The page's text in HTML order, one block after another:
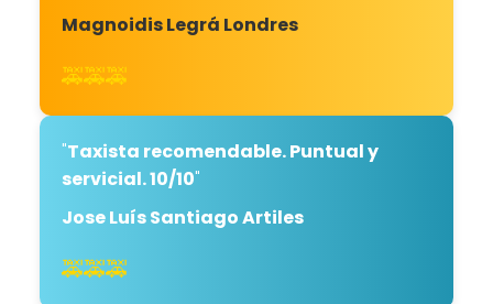
Magnoidis Legrá Londres
🚕🚕🚕
"Taxista recomendable. Puntual y
servicial. 10/10"
Jose Luís Santiago Artiles
🚕🚕🚕